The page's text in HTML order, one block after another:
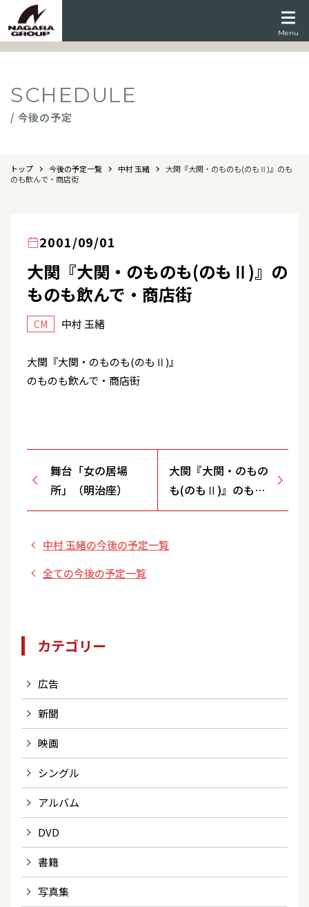
Menu
SCHEDULE
/ 今後の予定
トップ 今後の予定一覧 中村 玉緒
大関『大関・のものも(のもⅡ)』のも
のも飲んで・商店街
2001/09/01
大関『大関・のものも(のもⅡ)』の
ものも飲んで・商店街
CM 中村 玉緒
大関『大関・のものも(のもⅡ)』
のものも飲んで・商店街
舞台「女の居場
所」（明治座）
大関『大関・のもの
も(のもⅡ)』のもの
も飲んで・商店街・
中村 玉緒の今後の予定一覧
全ての今後の予定一覧
カテゴリー
広告
新聞
映画
シングル
アルバム
DVD
書籍
写真集